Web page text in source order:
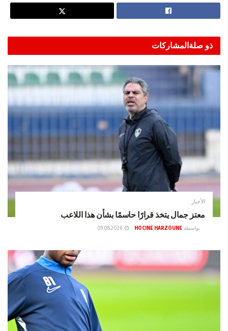
ذو صلة المشاركات
الأخبار
معتز جمال يتخذ قرارًا حاسمًا بشأن هذا اللاعب
بواسطة HOCINE HARZOUNE